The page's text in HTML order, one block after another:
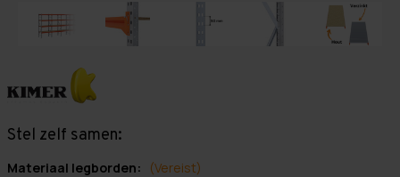
Stel zelf samen:
Materiaal legborden: (Vereist)